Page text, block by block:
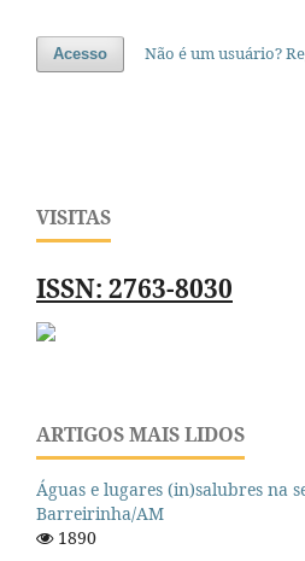
Acesso Não é um usuário?
VISITAS
ISSN: 2763-8030
ARTIGOS MAIS LIDOS
Águas e lugares (in)salubres na
Barreirinha/AM
1890